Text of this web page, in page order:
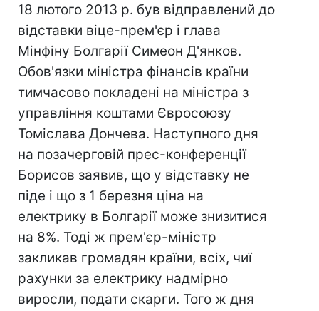
18 лютого 2013 р. був відправлений до
відставки віце-прем'єр і глава
Мінфіну Болгарії Симеон Д'янков.
Обов'язки міністра фінансів країни
тимчасово покладені на міністра з
управління коштами Євросоюзу
Томіслава Дончева. Наступного дня
на позачерговій прес-конференції
Борисов заявив, що у відставку не
піде і що з 1 березня ціна на
електрику в Болгарії може знизитися
на 8%. Тоді ж прем'єр-міністр
закликав громадян країни, всіх, чиї
рахунки за електрику надмірно
виросли, подати скарги. Того ж дня